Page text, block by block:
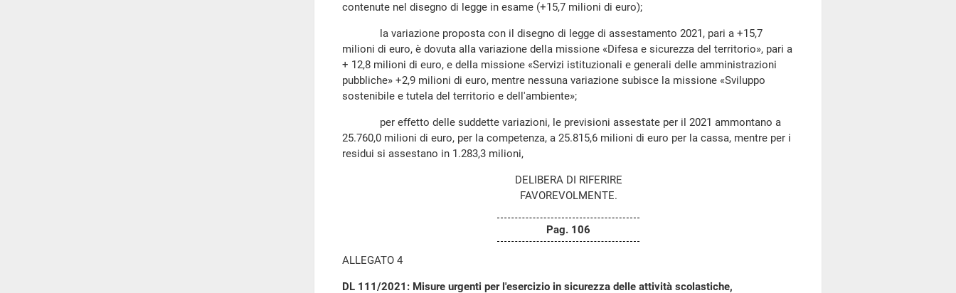
contenute nel disegno di legge in esame (+15,7 milioni di euro);
la variazione proposta con il disegno di legge di assestamento 2021, pari a +15,7
milioni di euro, è dovuta alla variazione della missione «Difesa e sicurezza del territorio», pari a
+ 12,8 milioni di euro, e della missione «Servizi istituzionali e generali delle amministrazioni
pubbliche» +2,9 milioni di euro, mentre nessuna variazione subisce la missione «Sviluppo
sostenibile e tutela del territorio e dell'ambiente»;
per effetto delle suddette variazioni, le previsioni assestate per il 2021 ammontano a
25.760,0 milioni di euro, per la competenza, a 25.815,6 milioni di euro per la cassa, mentre per i
residui si assestano in 1.283,3 milioni,
DELIBERA DI RIFERIRE
FAVOREVOLMENTE.
Pag. 106
ALLEGATO 4
DL 111/2021: Misure urgenti per l'esercizio in sicurezza delle attività scolastiche,